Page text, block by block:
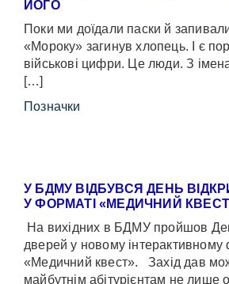
ЙОГО
Поки ми доїдали паски й
«Мороку» загинув хлопець. І є
військові цифри. Це люди. З
[…]
Позначки
У БДМУ ВІДБУВСЯ ДЕНЬ
У ФОРМАТІ «МЕДИЧНИЙ
На вихідних в БДМУ пройшов
дверей у новому
«Медичний квест». Захід дав
майбутнім абітурієнтам не лише